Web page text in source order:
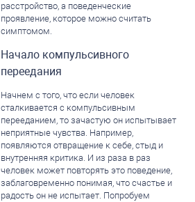
расстройство, а поведенческие
проявление, которое можно считать
симптомом.
Начало компульсивного
переедания
Начнем с того, что если человек
сталкивается с компульсивным
перееданием, то зачастую он испытывает
неприятные чувства. Например,
появляются отвращение к себе, стыд и
внутренняя критика. И из раза в раз
человек может повторять это поведение,
заблаговременно понимая, что счастье и
радость он не испытает. Попробуем